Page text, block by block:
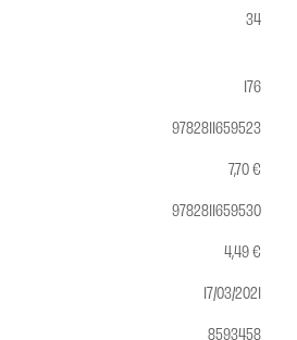
34
176
9782811659523
7,70 €
9782811659530
4,49 €
17/03/2021
8593458